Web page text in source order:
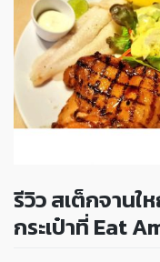
รีวิว สเต็กจานใ
กระเป๋าที่ Eat